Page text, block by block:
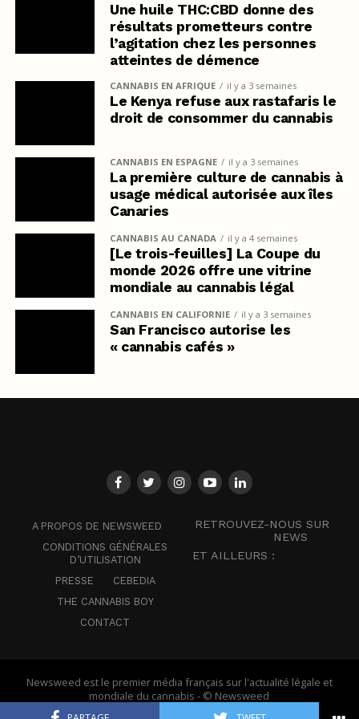
Une huile THC:CBD donne des
résultats prometteurs contre
l’agitation chez les personnes
atteintes de démence
CANNABIS EN AFRIQUE il y a 3 semaines
Le Kenya refuse aux rastafaris le
droit de consommer du cannabis
CANNABIS EN ESPAGNE il y a 3 semaines
La première culture de cannabis à
usage médical autorisée aux îles
Canaries
CANNABIS AU CANADA il y a 4 semaines
[Le trois-feuilles] La Coupe du
monde 2026 offre une vitrine
mondiale au cannabis légal
CANNABIS EN CALIFORNIE il y a 3 semaines
San Francisco autorise les
« cannabis cafés »
A PROPOS DE NEWSWEED
CONDITIONS GÉNÉRALES
D’UTILISATION
PRESSE
CEBEDIA
THE CANNABIS BOY
CONTACT
RETROUVEZ-NOUS SUR
NEWS
ET AILLEURS :
Newsweed est le premier média français sur l'actualité légale et
mondiale du cannabis - © Newsweed